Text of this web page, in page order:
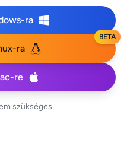
ra
ra
BETA
re
szükséges